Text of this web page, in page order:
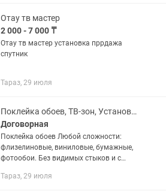
просмотра сталкиваетесь...
Отау тв мастер
2 000 - 7 000 ₸
Отау тв мастер установка пррдажа
спутник
Тараз, 29 июля
Поклейка обоев, ТВ-зон, Установка бамбуковых панелей, Галтели, плинтусы.
Договорная
Поклейка обоев Любой сложности:
флизелиновые, виниловые, бумажные,
фотообои. Без видимых стыков и с
Оформление акцентных стен под
Тараз, 29 июля